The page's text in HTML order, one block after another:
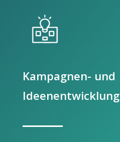
Kampagnen- und
Ideenentwicklung